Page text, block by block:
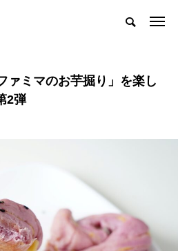
ァミマのお芋掘り」を楽し
2弾